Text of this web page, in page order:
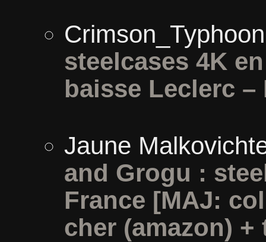
Crimson_Typhoon
steelcases 4K
baisse Leclerc
Jaune
and Grogu :
France [MAJ:
cher (amazon)